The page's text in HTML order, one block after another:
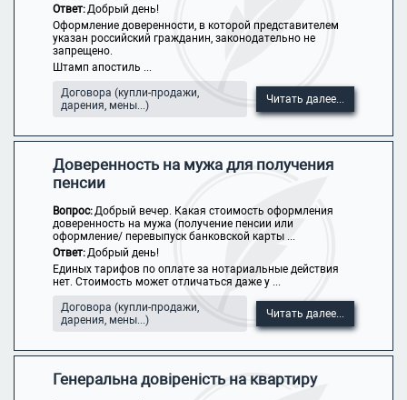
Ответ:Добрый день!
Оформление доверенности, в которой представителем
указан российский гражданин, законодательно не
запрещено.
Штамп апостиль ...
Договора (купли-продажи,
дарения, мены...)
Читать далее...
Доверенность на мужа для получения
пенсии
Вопрос:Добрый вечер. Какая стоимость оформления
доверенность на мужа (получение пенсии или
оформление/ перевыпуск банковской карты ...
Ответ:Добрый день!
Единых тарифов по оплате за нотариальные действия
нет. Стоимость может отличаться даже у ...
Договора (купли-продажи,
дарения, мены...)
Читать далее...
Генеральна довіреність на квартиру